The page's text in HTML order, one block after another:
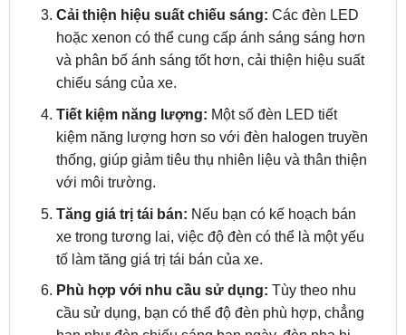
và phân bố ánh sáng tốt hơn, cải thiện hiệu suất
chiếu sáng của xe.
Tiết kiệm năng lượng:Một số đèn LED tiết
kiệm năng lượng hơn so với đèn halogen truyền
thống, giúp giảm tiêu thụ nhiên liệu và thân thiện
với môi trường.
Tăng giá trị tái bán:Nếu bạn có kế hoạch bán
xe trong tương lai, việc độ đèn có thể là một yếu
tố làm tăng giá trị tái bán của xe.
Phù hợp với nhu cầu sử dụng:Tùy theo nhu
cầu sử dụng, bạn có thể độ đèn phù hợp, chẳng
hạn như đèn chiếu sáng ban ngày, đèn pha bi-
xenon cho việc đi đường xa, hoặc đèn LED cho